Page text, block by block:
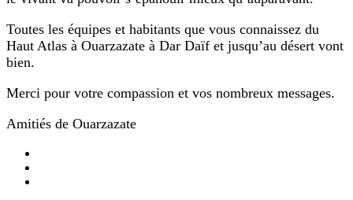
Toutes les équipes et habitants que vous connaissez du
Haut Atlas à Ouarzazate à Dar Daïf et jusqu’au désert vont
bien.
Merci pour votre compassion et vos nombreux messages.
Amitiés de Ouarzazate